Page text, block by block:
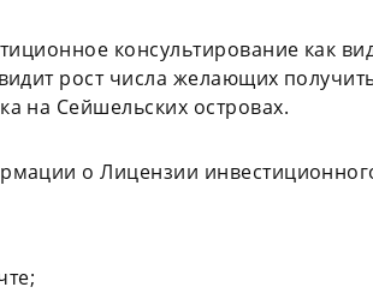
консультирование как
рост числа желающих
на Сейшельских островах.
о Лицензии